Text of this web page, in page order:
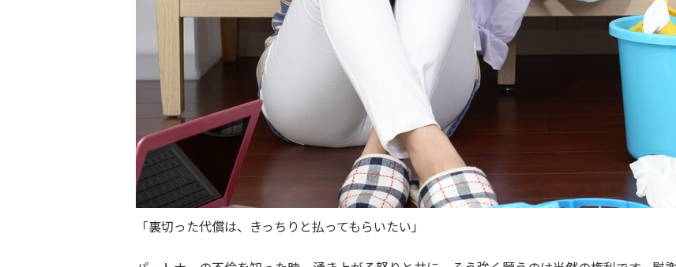
「裏切った代償は、きっちりと払ってもらいたい」